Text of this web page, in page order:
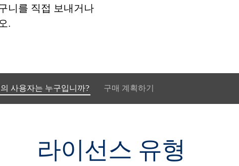
니를 직접 보내거나
.
사용자는 누구입니까? 구매 계획하기
라이선스 유형